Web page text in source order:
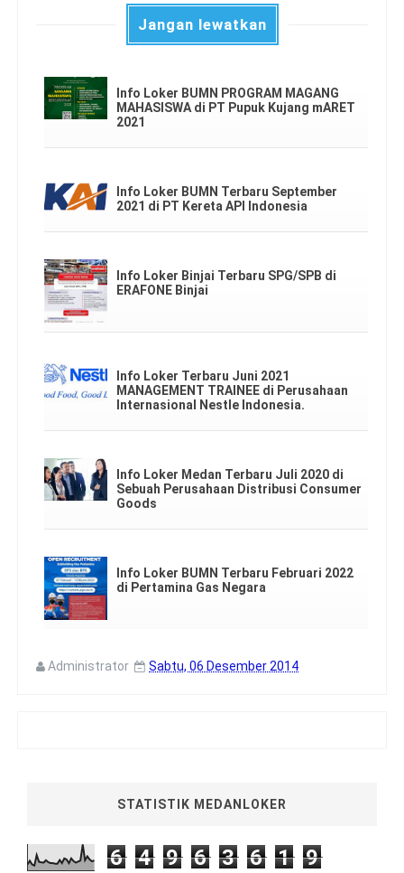
Jangan lewatkan
Info Loker BUMN PROGRAM MAGANG
MAHASISWA di PT Pupuk Kujang mARET
2021
Info Loker BUMN Terbaru September
2021 di PT Kereta API Indonesia
Info Loker Binjai Terbaru SPG/SPB di
ERAFONE Binjai
Info Loker Terbaru Juni 2021
MANAGEMENT TRAINEE di Perusahaan
Internasional Nestle Indonesia.
Info Loker Medan Terbaru Juli 2020 di
Sebuah Perusahaan Distribusi Consumer
Goods
Info Loker BUMN Terbaru Februari 2022
di Pertamina Gas Negara
Administrator Sabtu, 06 Desember 2014
STATISTIK MEDANLOKER
6 4 9 6 3 6 1 9